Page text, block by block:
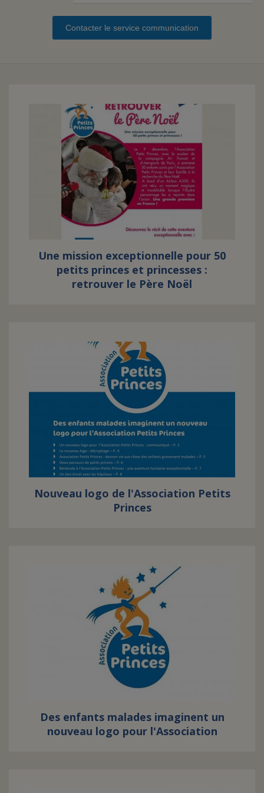
FAIRE UN DON
JE DEVIENS
BÉNÉVOLE
DEVENIR
UN PETIT PRINCE
Contacter le service communication
Une mission exceptionnelle pour 50
petits princes et princesses :
retrouver le Père Noël
Nouveau logo de l'Association Petits
Princes
Des enfants malades imaginent un
nouveau logo pour l'Association